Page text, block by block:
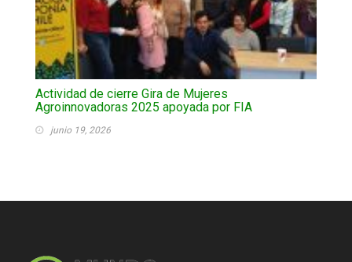
Actividad de cierre Gira de Mujeres
Agroinnovadoras 2025 apoyada por FIA
junio 19, 2026